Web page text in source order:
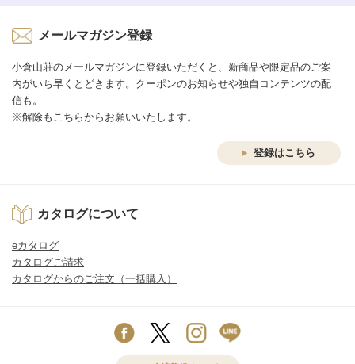
メールマガジン登録
小倉山荘のメールマガジンに登録いただくと、新商品や限定品のご案
内がいち早くとどきます。クーポンのお知らせや独自コンテンツの配
信も。
※解除もこちらからお願いいたします。
登録はこちら
カタログについて
eカタログ
カタログご請求
カタログからのご注文（一括購入）